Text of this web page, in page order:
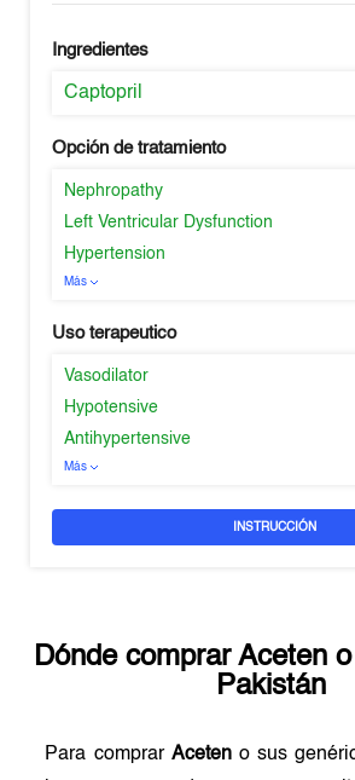
Ingredientes
Captopril
Opción de tratamiento
Nephropathy
Left Ventricular Dysfunction
Hypertension
Más
Uso terapeutico
Vasodilator
Hypotensive
Antihypertensive
Más
INSTRUCCIÓN
Dónde comprar Aceteno
Pakistán
Para comprar Aceteno sus